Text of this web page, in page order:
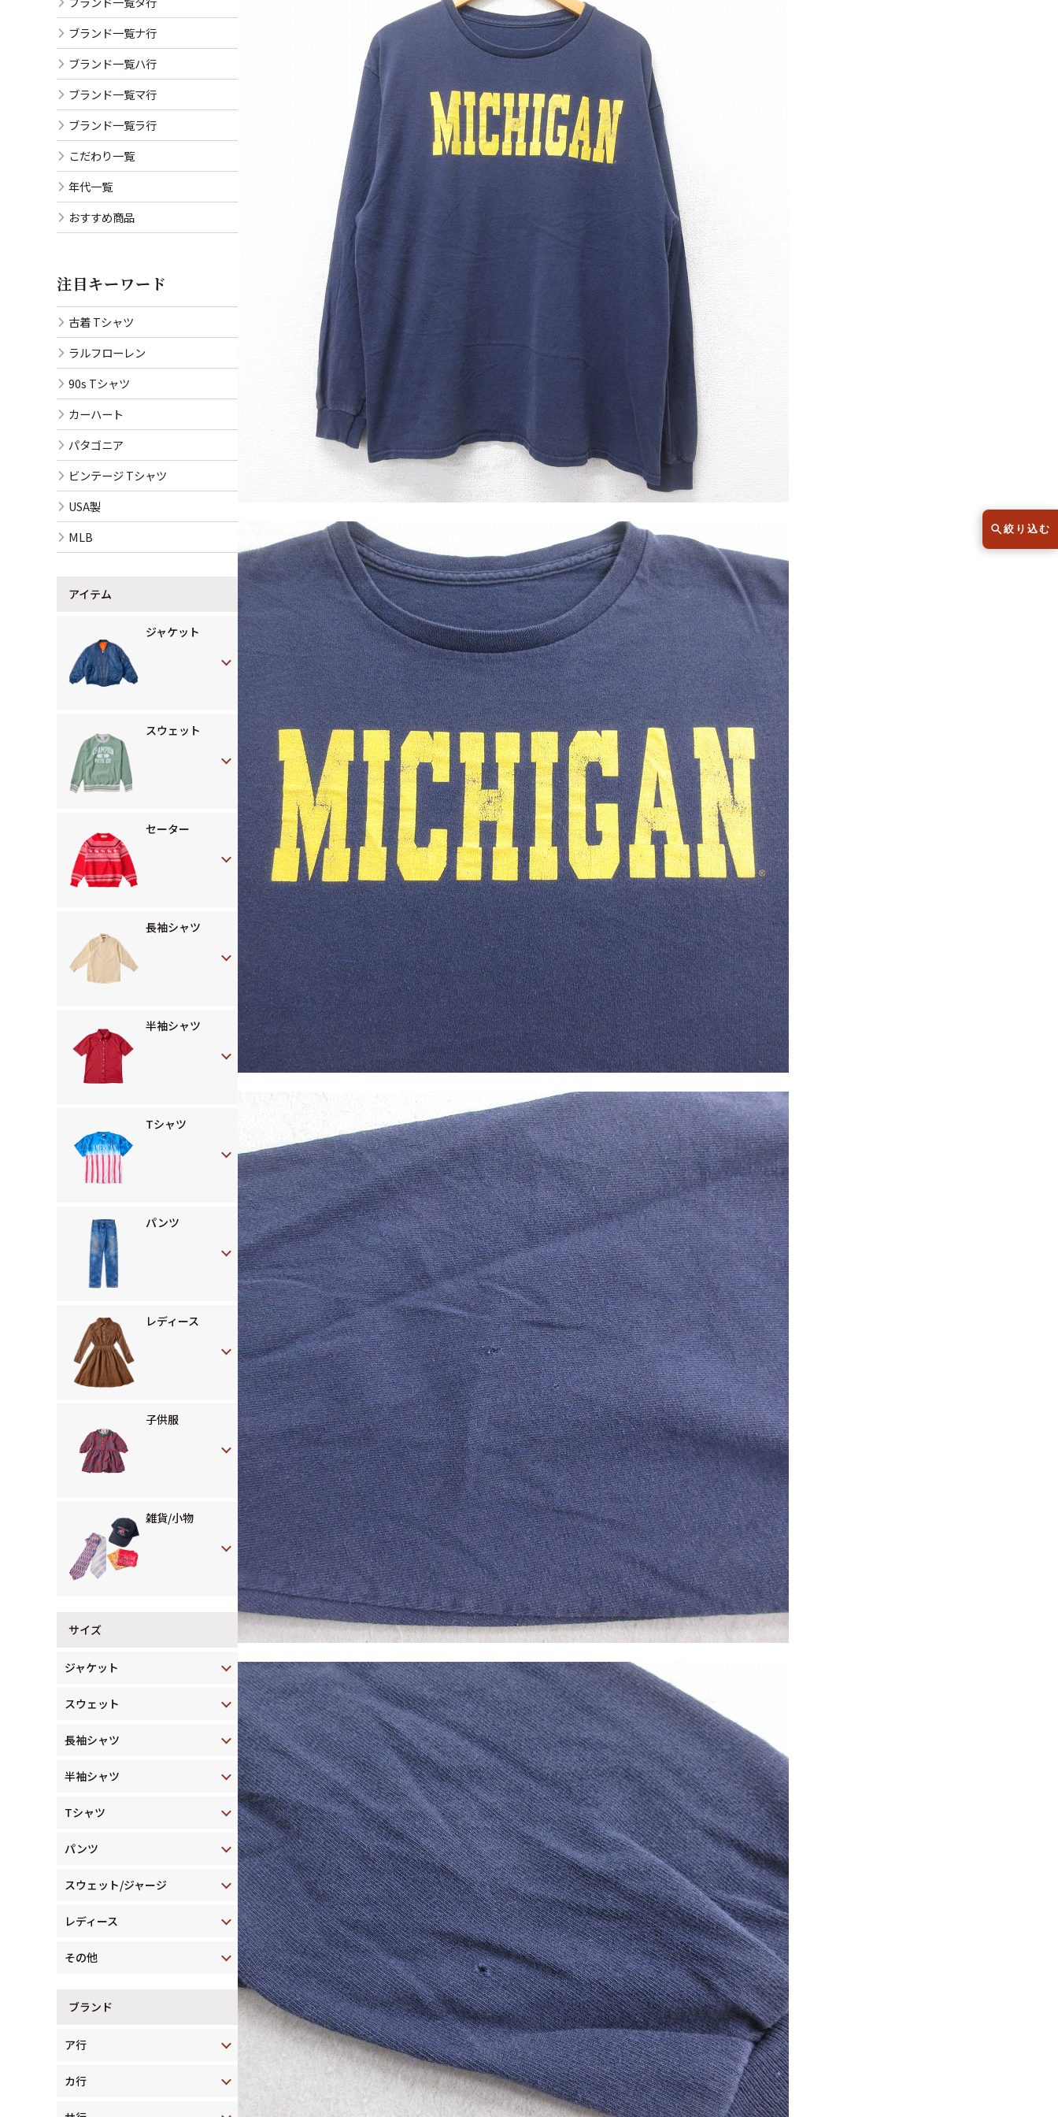
カーハート
アディダス
リーバイス
カ行
マ行 ラ行
Search by Item アイテムから探す
長袖シャツ
雑貨/小物
Search by Particularこだわりから探す
Search by Sizeサイズから探す（メンズ）
ジャケット XS S M
スウェット XS S M
長袖シャツ XS S M
半袖シャツ XS S M
Tシャツ XS S M
パンツ
W30以下 W31,W32
W35,W36
W37以上
Search by Maniacマニアックから探す
バンド
Tシャツ
アニメ
Tシャツ
USA製 ボロ
すべてのマニアックを見る
Search by Period年代から探す
90年代 80年代
60年代 50年代
すべての年代を見る
週刊ラッシュアウト新聞
古着コラム
メディア・イベント情報
Youtube 古着屋Rush Out チャンネル
スタッフコーディネート
ご利用案内
お客様の声
レビュー1万件突破
お気に入りリスト
会員登録
メルマガ登録
会社概要
店舗一覧
古着卸売
特定商取引法に基づく表示
プライバシーポリシー
お問い合わせ
ブランド一覧ナ行
ブランド一覧ハ行
ブランド一覧マ行
ブランド一覧ラ行
こだわり一覧
年代一覧
おすすめ商品
注目キーワード
古着 Tシャツ
ラルフローレン
90s Tシャツ
カーハート
パタゴニア
ビンテージ Tシャツ
USA製
MLB
アイテム
ジャケット
スウェット
セーター
長袖シャツ
半袖シャツ
Tシャツ
パンツ
レディース
子供服
雑貨/小物
サイズ
ジャケット
スウェット
長袖シャツ
半袖シャツ
Tシャツ
パンツ
スウェット/ジャージ
レディース
その他
ブランド
ア行
カ行
絞り込む